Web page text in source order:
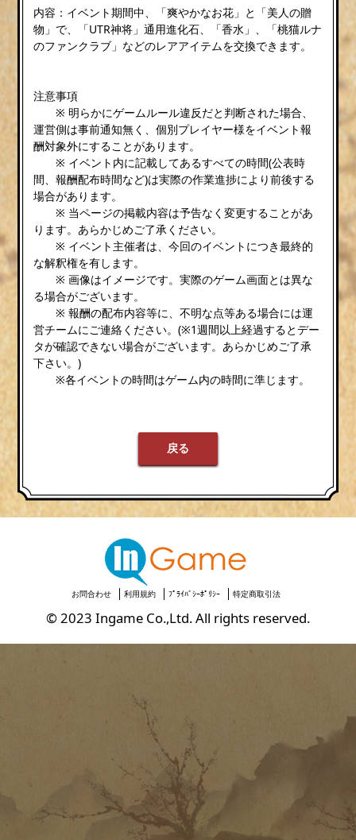
内容：イベント期間中、「爽やかなお花」と「美人の贈
物」で、「UTR神将」通用進化石、「香水」、「桃猫ルナ
のファンクラブ」などのレアアイテムを交換できます。
注意事項
※ 明らかにゲームルール違反だと判断された場合、
運営側は事前通知無く、個別プレイヤー様をイベント報
酬対象外にすることがあります。
※ イベント内に記載してあるすべての時間(公表時
間、報酬配布時間など)は実際の作業進捗により前後する
場合があります。
※ 当ページの掲載内容は予告なく変更することがあ
ります。あらかじめご了承ください。
※ イベント主催者は、今回のイベントにつき最終的
な解釈権を有します。
※ 画像はイメージです。実際のゲーム画面とは異な
る場合がございます。
※ 報酬の配布内容等に、不明な点等ある場合には運
営チームにご連絡ください。(※1週間以上経過するとデー
タが確認できない場合がございます。あらかじめご了承
下さい。)
※各イベントの時間はゲーム内の時間に準じます。
戻る
お問合わせ 利用規約 ﾌﾟﾗｲﾊﾞｼｰﾎﾟﾘｼｰ 特定商取引法
© 2023 Ingame Co.,Ltd. All rights reserved.